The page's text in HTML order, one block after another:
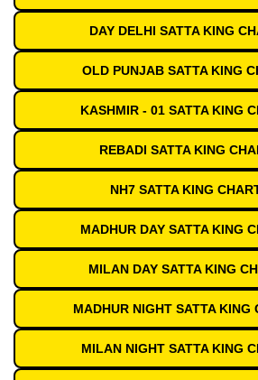
DAY DELHI SATTA KING
OLD PUNJAB SATTA KING
KASHMIR - 01 SATTA KING
REBADI SATTA KING
NH7 SATTA KING
MADHUR DAY SATTA KING
MILAN DAY SATTA KING
MADHUR NIGHT SATTA KING
MILAN NIGHT SATTA KING